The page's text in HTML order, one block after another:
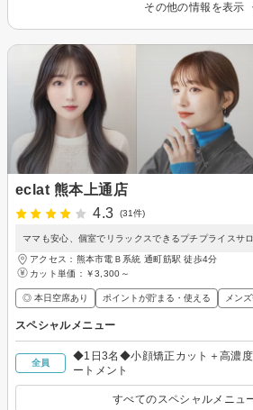
その他の情報を表示
eclat 熊本上通店
4.3
(31件)
ママも安心、個室でリラックスできるプチプライスサロ
アクセス：熊本市電Ｂ系統 通町筋駅 徒歩4分
カット単価： ￥3,300～
◎ 本日空席あり ポイントが貯まる・使える メン
スペシャルメニュー
全員
◆1日3名◆小顔矯正カット＋高濃度
ートメント
すべてのスペシャルメニュ